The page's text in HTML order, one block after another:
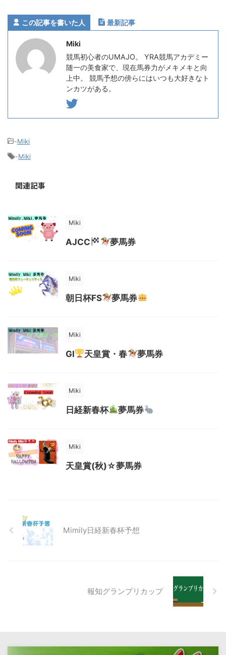
この記事を書いた人 最新記事
Miki
競馬初心者のUMAJO。 YRA競馬アカデミー
随一の美食家で、現在馬券力がメキメキと向
上中。 競馬予想の傍らにはいつも大好きなト
ンカツがある。
-Miki
-Miki
関連記事
Miki
AJCC 夢馬券
Miki
朝日杯FS 夢馬券
Miki
GI 天皇賞・春 夢馬券
Miki
日経新春杯 夢馬券
Miki
天皇賞(秋)☆夢馬券
Mimily日経新春杯予想
報知グランプリカップ